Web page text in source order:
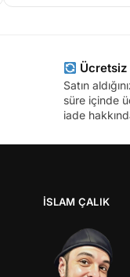
Ücretsiz
Satın
süre içinde
iade
İSLAM ÇALIK